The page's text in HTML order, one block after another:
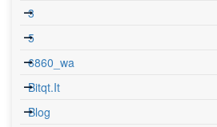
3
5
6860_wa
Bitqt.it
Blog